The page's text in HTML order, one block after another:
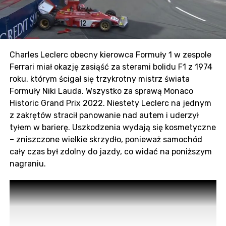
Wyjątkowo wcześnie w tym roku zaczęło się
spekulacyjne szaleństwo na rynku kierowców i
wyjątkowo bardzo skupia się na Mercedesie.
Zdążyliśmy już przyzwyczaić się do faktu, że Lewis
Hamilton zostanie z nami jeszcze trochę, ale pytanie
na temat drugiego bolidu pozostaje szeroko otwarte.
Zdaje się, że cały świat jest nastawiony przeciwko
Valttieremu Bottasowi, co skutkuje tym, że od
początku roku nie zdołał pokazać się jako ktoś, kto
pomoże walczyć o mistrzostwo konstruktorów.
Wydaje się, że juniorzy mercedesa – George Russell i
Esteban Ocon stoją przed życiową szansą.
Nowe Baku
Poszerzony zakręt 8, który przez lata zbierał swoje
Charles Leclerc obecny kierowca Formuły 1 w zespole
Ferrari miał okazję zasiąść za sterami bolidu F1 z 1974
roku, którym ścigał się trzykrotny mistrz świata
Formuły Niki Lauda. Wszystko za sprawą Monaco
Historic Grand Prix 2022. Niestety Leclerc na jednym
z zakrętów stracił panowanie nad autem i uderzył
tyłem w barierę. Uszkodzenia wydają się kosmetyczne
– zniszczone wielkie skrzydło, ponieważ samochód
cały czas był zdolny do jazdy, co widać na poniższym
nagraniu.